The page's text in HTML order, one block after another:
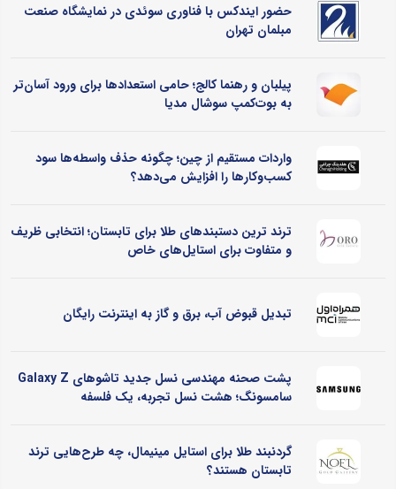
حضور ایندکس با فناوری سوئدی در نمایشگاه صنعت
مبلمان تهران
پیلبان و رهنما کالج؛ حامی استعدادها برای ورود آسان‌تر
به بوت‌کمپ سوشال مدیا
واردات مستقیم از چین؛ چگونه حذف واسطه‌ها سود
کسب‌وکارها را افزایش می‌دهد؟
ترند ترین دستبندهای طلا برای تابستان؛ انتخابی ظریف
و متفاوت برای استایل‌های خاص
تبدیل قبوض آب، برق و گاز به اینترنت رایگان
پشت صحنه مهندسی نسل جدید تاشوهای Galaxy Z
سامسونگ؛ هشت نسل تجربه، یک فلسفه
گردنبند طلا برای استایل مینیمال، چه طرح‌هایی ترند
تابستان هستند؟